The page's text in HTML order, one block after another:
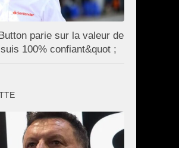
parie sur la valeur de
100% confiant&quot ;